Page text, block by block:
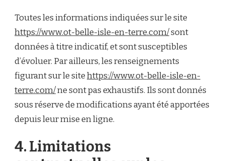
Toutes les informations indiquées sur le site
https://www.ot-belle-isle-en-terre.com/sont
données à titre indicatif, et sont susceptibles
d’évoluer. Par ailleurs, les renseignements
figurant sur le sitehttps://www.ot-belle-isle-en-
terre.com/ne sont pas exhaustifs. Ils sont donnés
sous réserve de modifications ayant été apportées
depuis leur mise en ligne.
4. Limitations